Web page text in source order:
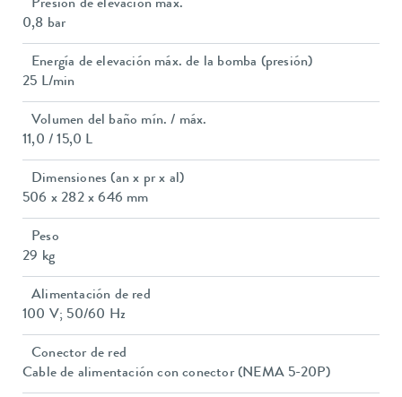
Presión de elevación máx.
0,8 bar
Energía de elevación máx. de la bomba (presión)
25 L/min
Volumen del baño mín. / máx.
11,0 / 15,0 L
Dimensiones (an x pr x al)
506 x 282 x 646 mm
Peso
29 kg
Alimentación de red
100 V; 50/60 Hz
Conector de red
Cable de alimentación con conector (NEMA 5-20P)